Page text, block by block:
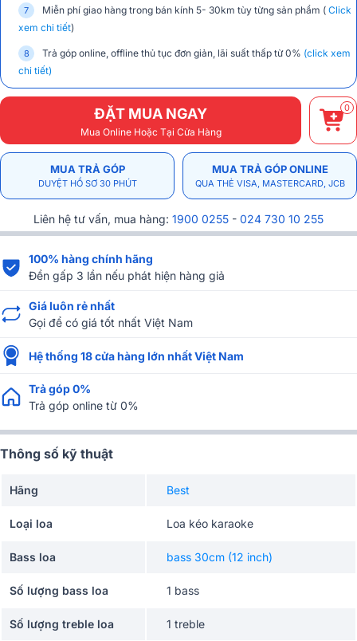
Miễn phí giao hàng trong bán kính 5- 30km tùy từng sản phẩm ( Click
xem chi tiết)
Trả góp online, offline thủ tục đơn giản, lãi suất thấp từ 0% (click xem
chi tiết)
ĐẶT MUA NGAY
Mua Online Hoặc Tại Cửa Hàng
0
MUA TRẢ GÓP
DUYỆT HỒ SƠ 30 PHÚT
MUA TRẢ GÓP ONLINE
QUA THẺ VISA, MASTERCARD, JCB
Liên hệ tư vấn, mua hàng: 1900 0255 - 024 730 10 255
100% hàng chính hãng
Đền gấp 3 lần nếu phát hiện hàng giả
Giá luôn rẻ nhất
Gọi để có giá tốt nhất Việt Nam
Hệ thống 18 cửa hàng lớn nhất Việt Nam
Trả góp 0%
Trả góp online từ 0%
Thông số kỹ thuật
Hãng Best
Loại loa Loa kéo karaoke
Bass loa bass 30cm (12 inch)
Số lượng bass loa 1 bass
Số lượng treble loa 1 treble